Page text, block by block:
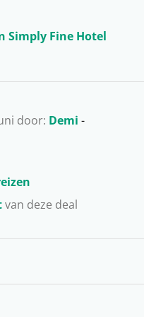
door: Demi -
van deze deal
shoppen. Dus wat
beroemde Kleopatra
over de kleurrijke
Simply Fine Hotel